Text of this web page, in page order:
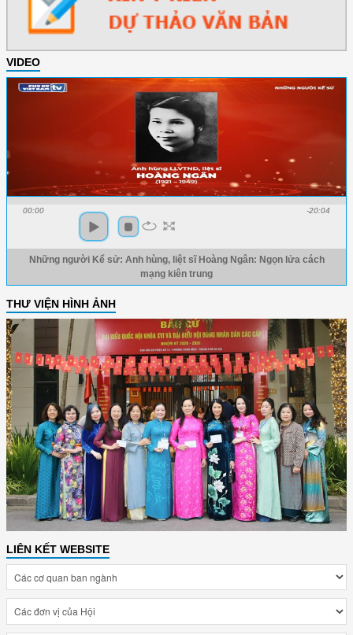
VIDEO
00:00 -20:04
Những người Kể sử: Anh hùng, liệt sĩ Hoàng Ngân: Ngọn lửa cách
mạng kiên trung
THƯ VIỆN HÌNH ẢNH
LIÊN KẾT WEBSITE